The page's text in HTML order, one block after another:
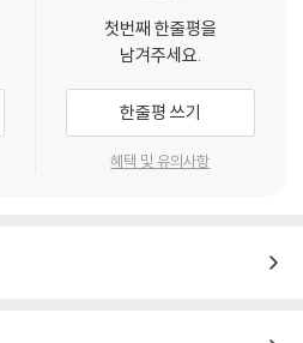
첫번째 한줄평을
남겨주세요.
한줄평 쓰기
혜택 및 유의사항